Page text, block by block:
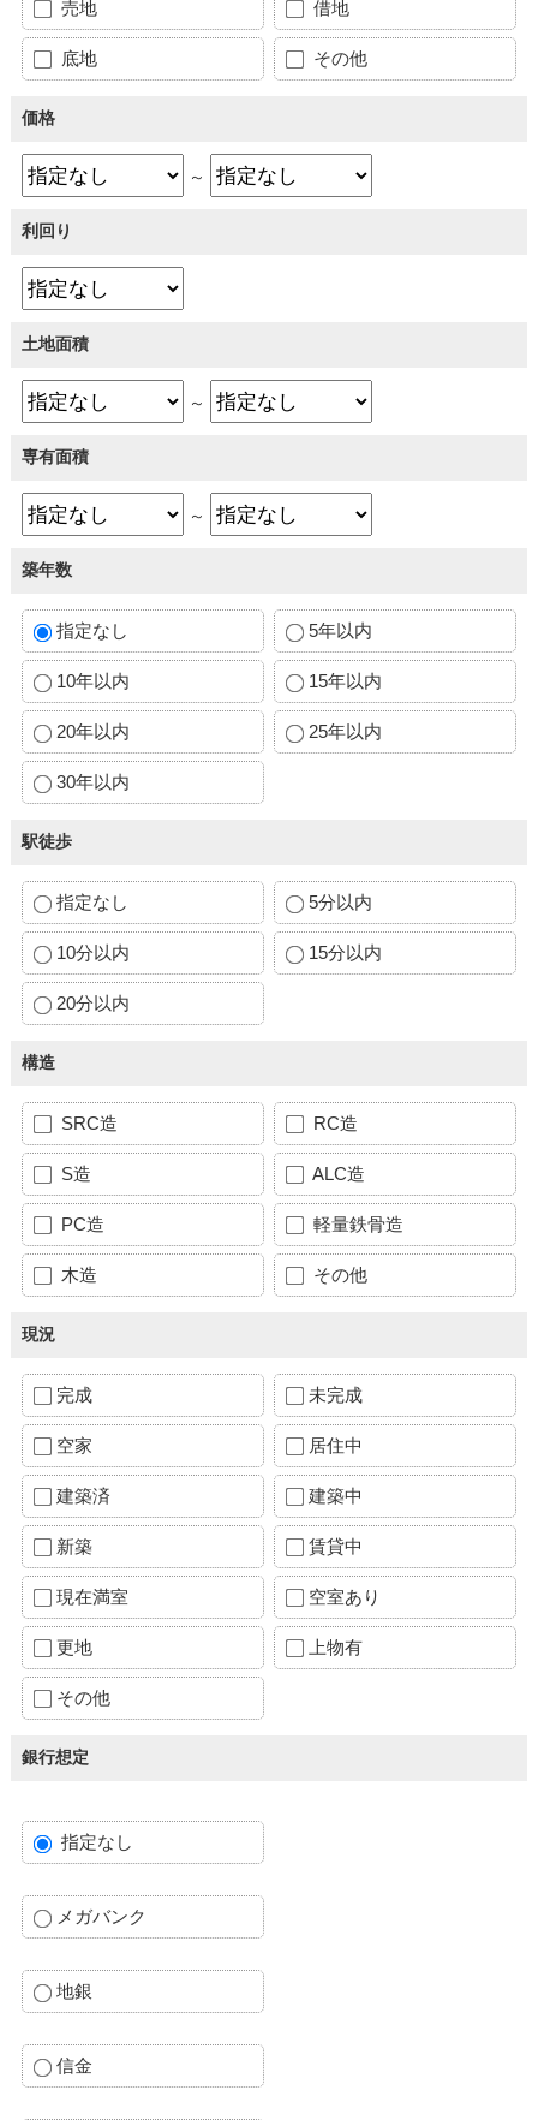
売地 借地
底地 その他
価格
～
利回り
土地面積
～
専有面積
～
築年数
指定なし 5年以内
10年以内 15年以内
20年以内 25年以内
30年以内
駅徒歩
指定なし 5分以内
10分以内 15分以内
20分以内
構造
SRC造 RC造
S造 ALC造
PC造 軽量鉄骨造
木造 その他
現況
完成 未完成
空家 居住中
建築済 建築中
新築 賃貸中
現在満室 空室あり
更地 上物有
その他
銀行想定
指定なし
メガバンク
地銀
信金